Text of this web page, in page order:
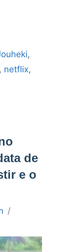
,
, netflix,
de
e o